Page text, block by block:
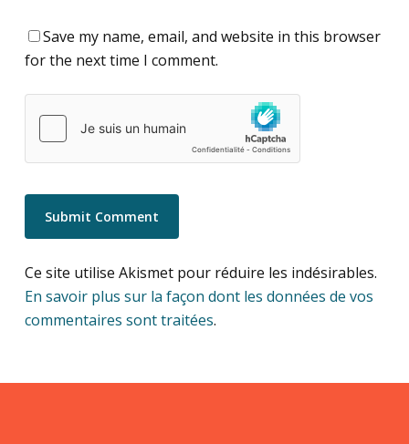
Save my name, email, and website in this browser
for the next time I comment.
Ce site utilise Akismet pour réduire les indésirables.
En savoir plus sur la façon dont les données de vos
commentaires sont traitées.